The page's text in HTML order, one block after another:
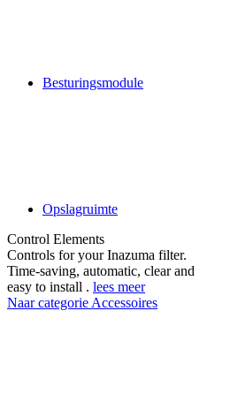
Besturingsmodule
Opslagruimte
Control Elements
Controls for your Inazuma filter.
Time-saving, automatic, clear and
easy to install . lees meer
Naar categorie Accessoires